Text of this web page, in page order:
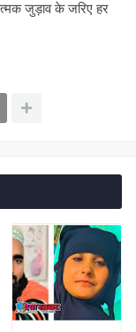
जुड़ाव के जरिए हर